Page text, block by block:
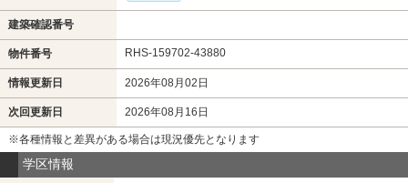
建築確認番号
物件番号 RHS-159702-43880
情報更新日 2026年08月02日
次回更新日 2026年08月16日
※各種情報と差異がある場合は現況優先となります
学区情報